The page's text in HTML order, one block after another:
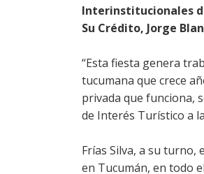
Interinstitucionales
Su Crédito, Jorge
“Esta fiesta genera
tucumana que crece
privada que funciona,
de Interés Turístico a
Frías Silva, a su turno,
en Tucumán, en todo